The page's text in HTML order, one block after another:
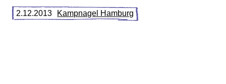
2.12.2013 Kampnagel Hamburg